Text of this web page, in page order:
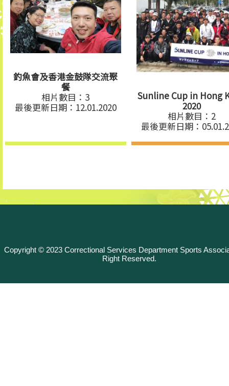
釣魚會及香港金鼓隊交流聚
餐
相片數目：3
最後更新日期：12.01.2020
Sunline Cup in Hong
2020
相片數目：2
最後更新日期：
Copyright © 2023 Correctional Services Department Sports
Right Reserved.